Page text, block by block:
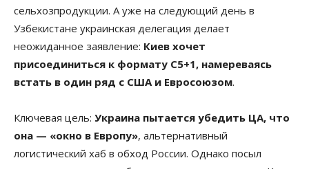
сельхозпродукции. А уже на следующий день в
Узбекистане украинская делегация делает
неожиданное заявление: Киев хочет
присоединиться к формату C5+1, намереваясь
встать в один ряд с США и Евросоюзом.
Ключевая цель: Украина пытается убедить ЦА, что
она — «окно в Европу», альтернативный
логистический хаб в обход России. Однако посыл